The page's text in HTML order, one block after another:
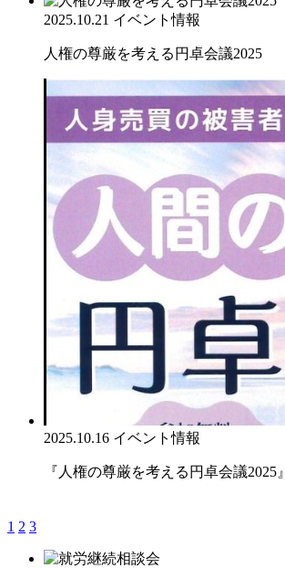
2025.10.21 イベント情報
人権の尊厳を考える円卓会議2025
2025.10.16 イベント情報
『人権の尊厳を考える円卓会議2025』
1 2 3